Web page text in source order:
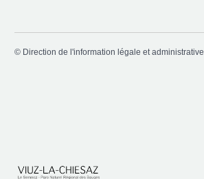
© Direction de l'information légale et administrative